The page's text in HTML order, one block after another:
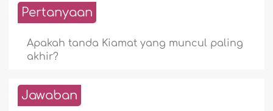
Pertanyaan
Apakah tanda Kiamat yang muncul paling
akhir?
Jawaban